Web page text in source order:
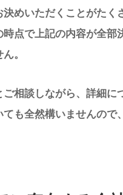
決めいただくことがたく
時点で上記の内容が全部
。
ご相談しながら、詳細に
も全然構いませんので